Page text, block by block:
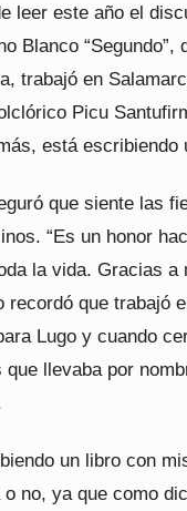
leer este año el
Blanco
trabajó en
Picu
está
que siente las
“Es un honor
la vida. Gracias a
recordó que trabajó
Lugo y cuando
que llevaba por
un libro con
no, ya que como